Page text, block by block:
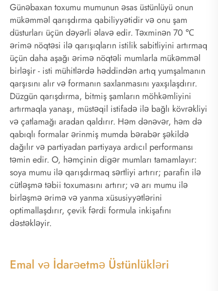
Günəbaxan toxumu mumunun əsas üstünlüyü onun
mükəmməl qarışdırma qabiliyyətidir və onu şam
düsturları üçün dəyərli əlavə edir. Təxminən 70 ℃
ərimə nöqtəsi ilə qarışıqların istilik sabitliyini artırmaq
üçün daha aşağı ərimə nöqtəli mumlarla mükəmməl
birləşir - isti mühitlərdə həddindən artıq yumşalmanın
qarşısını alır və formanın saxlanmasını yaxşılaşdırır.
Düzgün qarışdırma, bitmiş şamların möhkəmliyini
artırmaqla yanaşı, müstəqil istifadə ilə bağlı kövrəkliyi
və çatlamağı aradan qaldırır. Həm dənəvər, həm də
qabıqlı formalar ərinmiş mumda bərabər şəkildə
dağılır və partiyadan partiyaya ardıcıl performansı
təmin edir. O, həmçinin digər mumları tamamlayır:
soya mumu ilə qarışdırmaq sərtliyi artırır; parafin ilə
cütləşmə təbii toxumasını artırır; və arı mumu ilə
birləşmə ərimə və yanma xüsusiyyətlərini
optimallaşdırır, çevik fərdi formula inkişafını
dəstəkləyir.
Emal və İdarəetmə Üstünlükləri